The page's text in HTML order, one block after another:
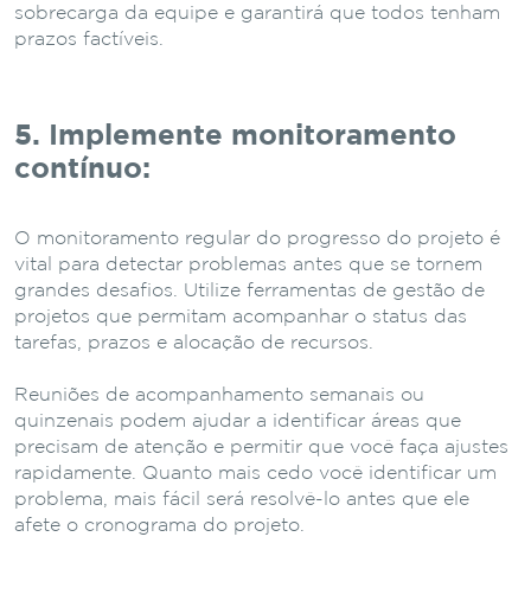
sobrecarga da equipe e garantirá que todos tenham
prazos factíveis.
5. Implemente monitoramento
contínuo:
O monitoramento regular do progresso do projeto é
vital para detectar problemas antes que se tornem
grandes desafios. Utilize ferramentas de gestão de
projetos que permitam acompanhar o status das
tarefas, prazos e alocação de recursos.
Reuniões de acompanhamento semanais ou
quinzenais podem ajudar a identificar áreas que
precisam de atenção e permitir que você faça ajustes
rapidamente. Quanto mais cedo você identificar um
problema, mais fácil será resolvê-lo antes que ele
afete o cronograma do projeto.